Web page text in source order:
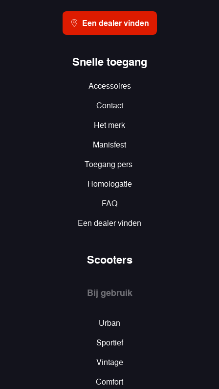
Een dealer vinden
Snelle toegang
Accessoires
Contact
Het merk
Manisfest
Toegang pers
Homologatie
FAQ
Een dealer vinden
Scooters
Bij gebruik
Urban
Sportief
Vintage
Comfort